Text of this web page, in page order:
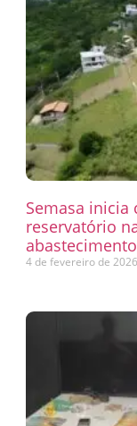
Semasa inicia
reservatório
4 de fevereiro de 2026